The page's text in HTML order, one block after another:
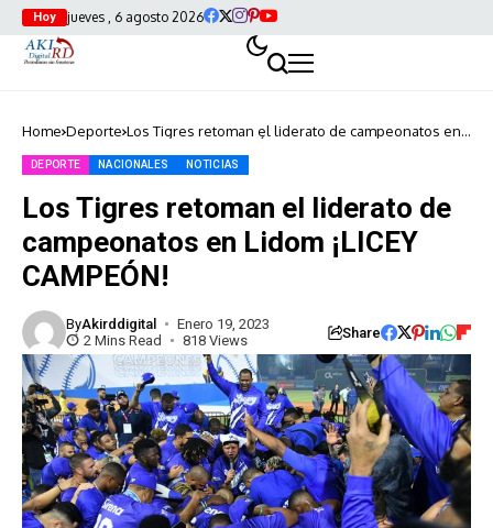
Hoy jueves , 6 agosto 2026
Home Deporte Los Tigres retoman el liderato de campeonatos en
DEPORTE NACIONALES NOTICIAS
Los Tigres retoman el liderato de
campeonatos en Lidom ¡LICEY
CAMPEÓN!
ByAkirddigital
Enero 19, 2023
2 Mins Read
818 Views Share